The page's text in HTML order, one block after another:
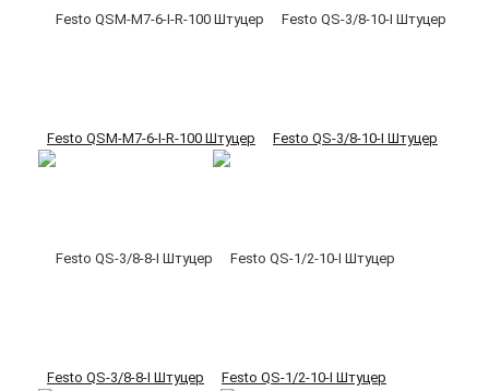
Festo QSM-M7-6-I-R-100 Штуцер Festo QS-3/8-10-I Штуцер
Festo QS-3/8-8-I Штуцер Festo QS-1/2-10-I Штуцер